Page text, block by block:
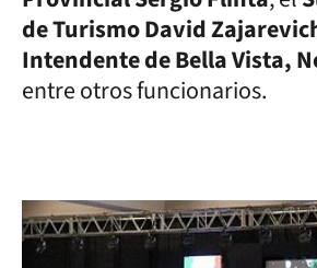
de Turismo David
Intendente de Bella Vista,
entre otros funcionarios.